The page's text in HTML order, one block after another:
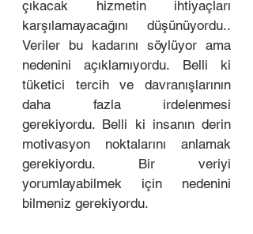
çıkacak hizmetin ihtiyaçları
karşılamayacağını düşünüyordu..
Veriler bu kadarını söylüyor ama
nedenini açıklamıyordu. Belli ki
tüketici tercih ve davranışlarının
daha fazla irdelenmesi
gerekiyordu. Belli ki insanın derin
motivasyon noktalarını anlamak
gerekiyordu. Bir veriyi
yorumlayabilmek için nedenini
bilmeniz gerekiyordu.